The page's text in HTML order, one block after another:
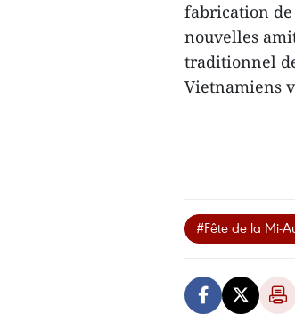
fabrication
nouvelles
traditionnel
Vietnamiens
#Fête de la Mi-